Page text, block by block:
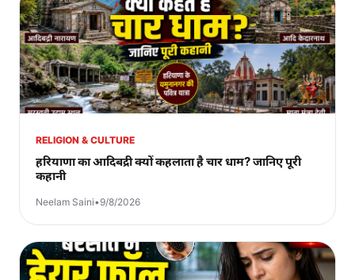
RELIGION & CULTURE
हरियाणा का आदिबद्री क्यों कहलाता है चार धाम? जानिए पूरी
कहानी
Neelam Saini•9/8/2026